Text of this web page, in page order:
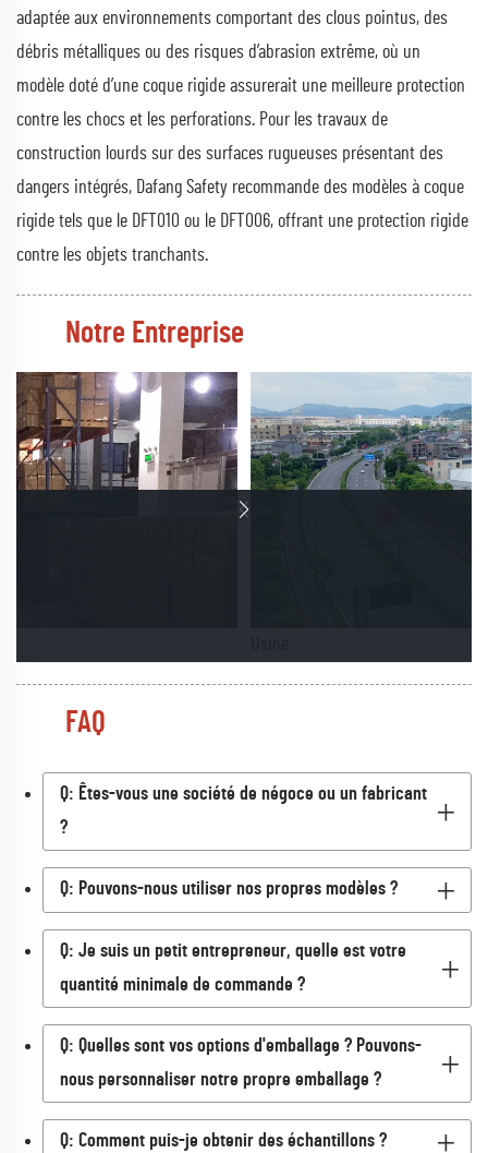
adaptée aux environnements comportant des clous pointus, des
débris métalliques ou des risques d’abrasion extrême, où un
modèle doté d’une coque rigide assurerait une meilleure protection
contre les chocs et les perforations. Pour les travaux de
construction lourds sur des surfaces rugueuses présentant des
dangers intégrés, Dafang Safety recommande des modèles à coque
rigide tels que le DFT010 ou le DFT006, offrant une protection rigide
contre les objets tranchants.
Notre Entreprise
FAQ
Q: Êtes-vous une société de négoce ou un fabricant
?
Q: Pouvons-nous utiliser nos propres modèles ?
Q: Je suis un petit entrepreneur, quelle est votre
quantité minimale de commande ?
Q: Quelles sont vos options d'emballage ? Pouvons-
nous personnaliser notre propre emballage ?
Q: Comment puis-je obtenir des échantillons ?